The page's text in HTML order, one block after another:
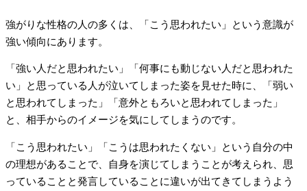
強がりな性格の人の多くは、「こう思われたい」という意識が
強い傾向にあります。
「強い人だと思われたい」「何事にも動じない人だと思われた
い」と思っている人が泣いてしまった姿を見せた時に、「弱い
と思われてしまった」「意外ともろいと思われてしまった」
と、相手からのイメージを気にしてしまうのです。
「こう思われたい」「こうは思われたくない」という自分の中
の理想があることで、自身を演じてしまうことが考えられ、思
っていることと発言していることに違いが出てきてしまうよう